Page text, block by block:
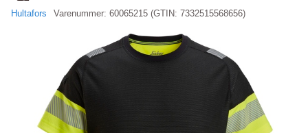
Hultafors Varenummer: 60065215 (GTIN: 7332515568656)